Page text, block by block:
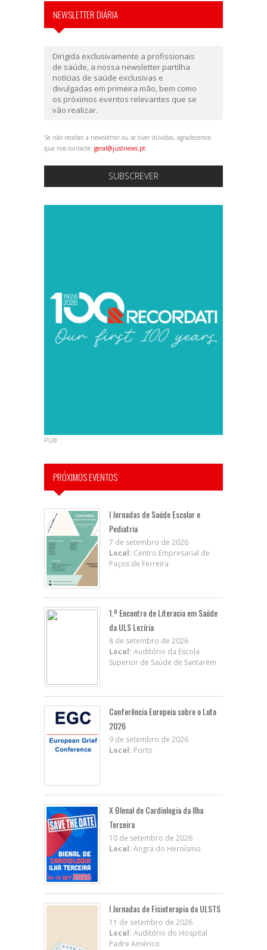
NEWSLETTER DIÁRIA
Dirigida exclusivamente a profissionais
de saúde, a nossa newsletter partilha
notícias de saúde exclusivas e
divulgadas em primeira mão, bem como
os próximos eventos relevantes que se
vão realizar.
Se não receber a newsletter ou se tiver dúvidas, agradecemos
que nos contacte: geral@justnews.pt
SUBSCREVER
PUB
PRÓXIMOS EVENTOS
I Jornadas de Saúde Escolar e
Pediatria
7 de setembro de 2026
Local: Centro Empresarial de
Paços de Ferreira
1.º Encontro de Literacia em Saúde
da ULS Lezíria
8 de setembro de 2026
Local: Auditório da Escola
Superior de Saúde de Santarém
Conferência Europeia sobre o Luto
2026
9 de setembro de 2026
Local: Porto
X BIenal de Cardiologia da Ilha
Terceira
10 de setembro de 2026
Local: Angra do Heroísmo
I Jornadas de Fisioterapia da ULSTS
11 de setembro de 2026
Local: Auditório do Hospital
Padre Américo